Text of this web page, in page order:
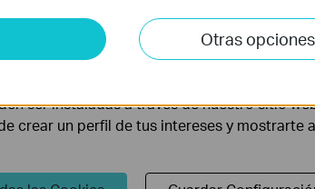
Otras opciones
analizar tus actividades en nuestro sitio
del mismo.
ser instaladas a través de nuestro sitio
crear un perfil de tus intereses y mostrarte